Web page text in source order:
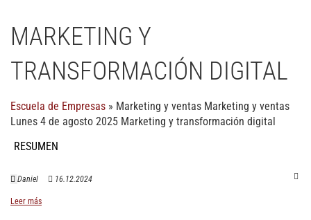
MARKETING Y
TRANSFORMACIÓN DIGITAL
Escuela de Empresas » Marketing y ventas Marketing y ventas
Lunes 4 de agosto 2025 Marketing y transformación digital
RESUMEN
Daniel 16.12.2024
Leer más